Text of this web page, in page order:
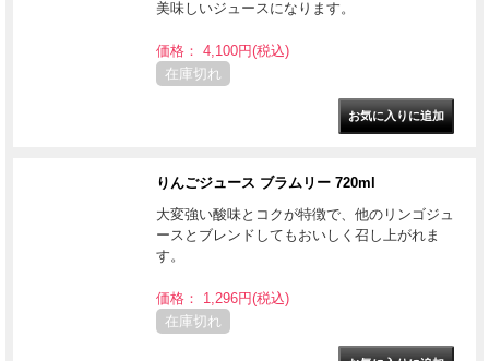
美味しいジュースになります。
価格： 4,100円(税込)
在庫切れ
りんごジュース ブラムリー 720ml
大変強い酸味とコクが特徴で、他のリンゴジュ
ースとブレンドしてもおいしく召し上がれま
す。
価格： 1,296円(税込)
在庫切れ